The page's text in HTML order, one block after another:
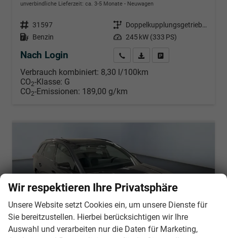
unverbindliche Lieferzeit: ca. 3-5 Monate Neuwagen
Fahrzeugnr. 31597 Getriebe
Doppelkupplungsgetriebe (DSG)
Kraftstoff Benzin Leistung 245 kW (333 PS)
Nach Login Wir rufen Sie anPDF-Datei, Fahrzeugexposé
Verbrauch kombiniert: 8,30 l/100km
CO2-Klasse: G
CO2-Emissionen: 189,00 g/km
Wir respektieren Ihre Privatsphäre
Unsere Website setzt Cookies ein, um unsere Dienste für
Sie bereitzustellen. Hierbei berücksichtigen wir Ihre
Auswahl und verarbeiten nur die Daten für Marketing,